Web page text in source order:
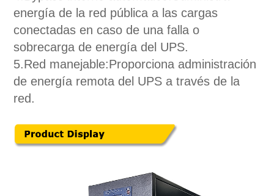
energía de la red pública a las cargas
conectadas en caso de una falla o
sobrecarga de energía del UPS.
5.Red manejable:Proporciona administración
de energía remota del UPS a través de la
red.